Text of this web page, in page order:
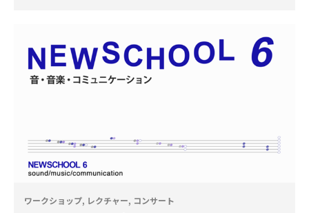
ワークショップ, レクチャー, コンサート